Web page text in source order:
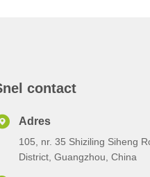
contact
Adres
105, nr. 35 Shiziling Siheng
District, Guangzhou, China